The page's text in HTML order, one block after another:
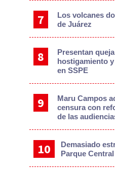
Los volcanes
de Juárez
Presentan
hostigamiento
en SSPE
Maru Campos
censura con
de las
Demasiado
Parque